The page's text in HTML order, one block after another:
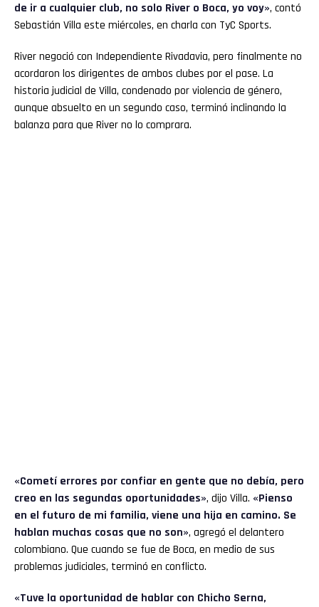
de ir a cualquier club, no solo River o Boca, yo voy», contó
Sebastián Villa este miércoles, en charla con TyC Sports.
River negoció con Independiente Rivadavia, pero finalmente no
acordaron los dirigentes de ambos clubes por el pase. La
historia judicial de Villa, condenado por violencia de género,
aunque absuelto en un segundo caso, terminó inclinando la
balanza para que River no lo comprara.
«Cometí errores por confiar en gente que no debía, pero
creo en las segundas oportunidades», dijo Villa. «Pienso
en el futuro de mi familia, viene una hija en camino. Se
hablan muchas cosas que no son», agregó el delantero
colombiano. Que cuando se fue de Boca, en medio de sus
problemas judiciales, terminó en conflicto.
«Tuve la oportunidad de hablar con Chicho Serna,